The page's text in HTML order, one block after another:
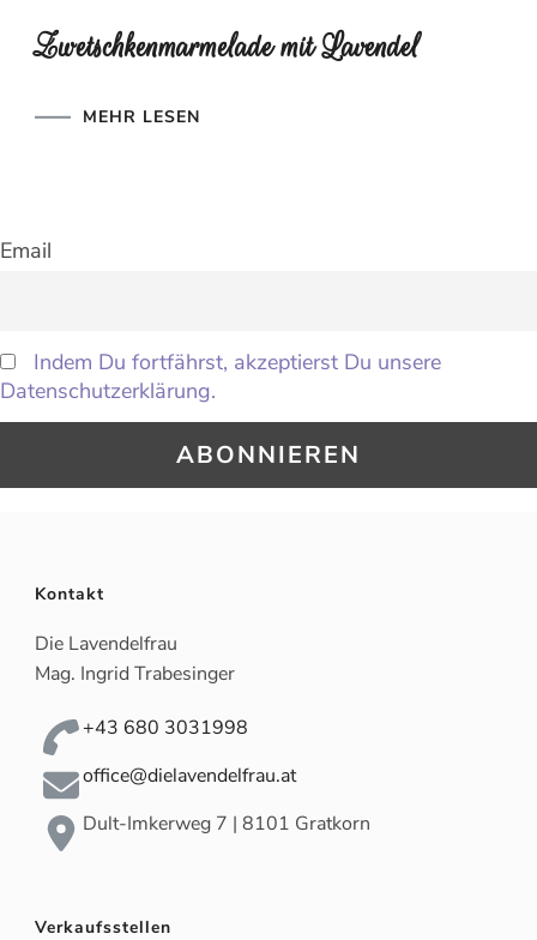
Zwetschkenmarmelade mit Lavendel
MEHR LESEN
Email
Indem Du fortfährst, akzeptierst Du unsere
Datenschutzerklärung.
Kontakt
Die Lavendelfrau
Mag. Ingrid Trabesinger
+43 680 3031998
office@dielavendelfrau.at
Dult-Imkerweg 7 | 8101 Gratkorn
Verkaufsstellen